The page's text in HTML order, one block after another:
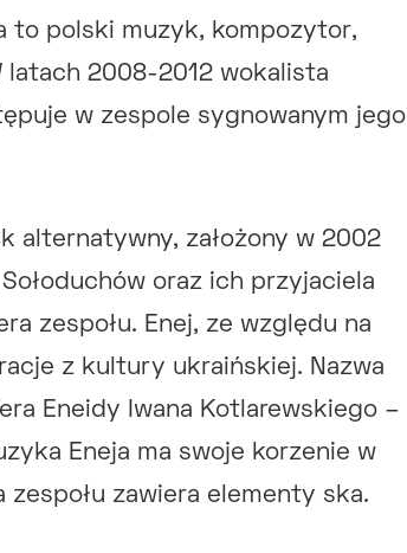
to polski muzyk, kompozytor,
2008-2012 wokalista
w zespole sygnowanym jego
alternatywny, założony w 2002
oraz ich przyjaciela
zespołu. Enej, ze względu na
z kultury ukraińskiej. Nazwa
Eneidy Iwana Kotlarewskiego –
Eneja ma swoje korzenie w
zawiera elementy ska.